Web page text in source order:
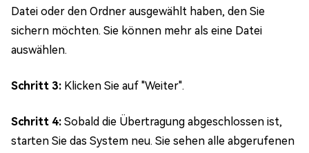
Datei oder den Ordner ausgewählt haben, den Sie
sichern möchten. Sie können mehr als eine Datei
auswählen.
Schritt 3: Klicken Sie auf "Weiter".
Schritt 4: Sobald die Übertragung abgeschlossen ist,
starten Sie das System neu. Sie sehen alle abgerufenen